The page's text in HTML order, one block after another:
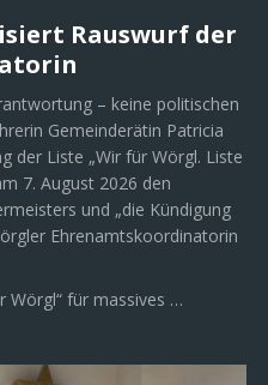
Rauswurf der
– keine politischen
Gemeinderätin Patricia
der Liste „Wir für Wörgl. Liste
7. August 2026 den
und „die Kündigung
Ehrenamtskoordinatorin
Wörgl“ für massives …